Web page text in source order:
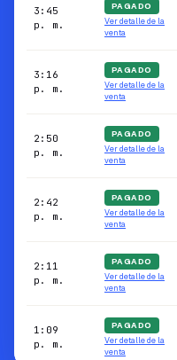
3:45
p. m.
PAGADO
Ver detalle de la
venta
3:16
p. m.
PAGADO
Ver detalle de la
venta
2:50
p. m.
PAGADO
Ver detalle de la
venta
2:42
p. m.
PAGADO
Ver detalle de la
venta
2:11
p. m.
PAGADO
Ver detalle de la
venta
1:09
p. m.
PAGADO
Ver detalle de la
venta